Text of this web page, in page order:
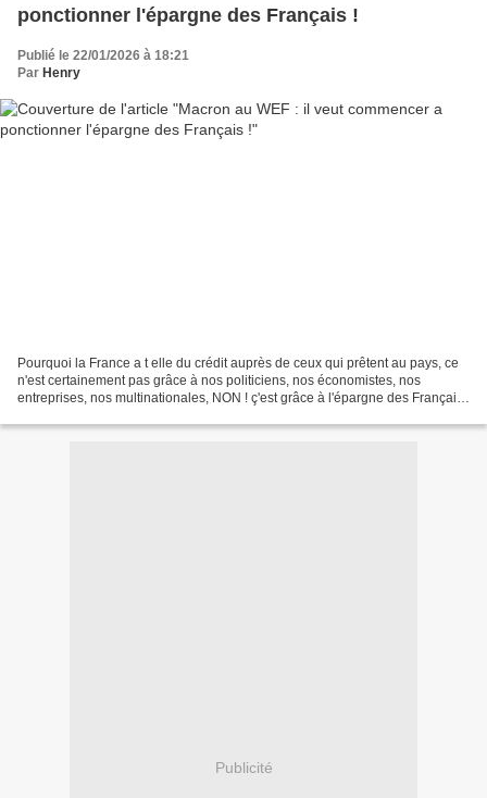
ponctionner l'épargne des Français !
Publié le 22/01/2026 à 18:21
Par Henry
Pourquoi la France a t elle du crédit auprès de ceux qui prêtent au pays, ce
n'est certainement pas grâce à nos politiciens, nos économistes, nos
entreprises, nos multinationales, NON ! ç'est grâce à l'épargne des Français.
Publicité